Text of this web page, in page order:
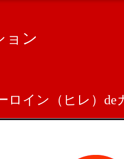
ョン
イン（ヒレ）de